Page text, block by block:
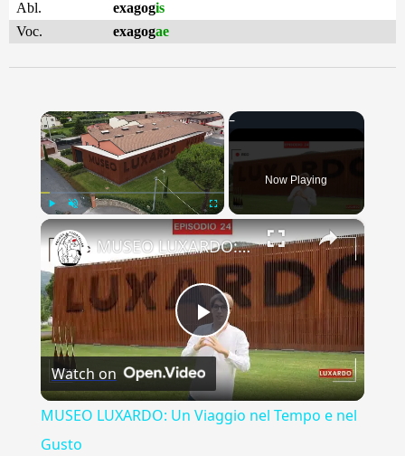
Abl.
exagogis
Voc.
exagogae
×
Fullscreen
Now Playing
×
Play
Video
MUSEO LUXARDO: Un Viaggio nel Tempo e nel Gusto
Watch on
MUSEO LUXARDO: Un Viaggio nel Tempo e nel
Gusto